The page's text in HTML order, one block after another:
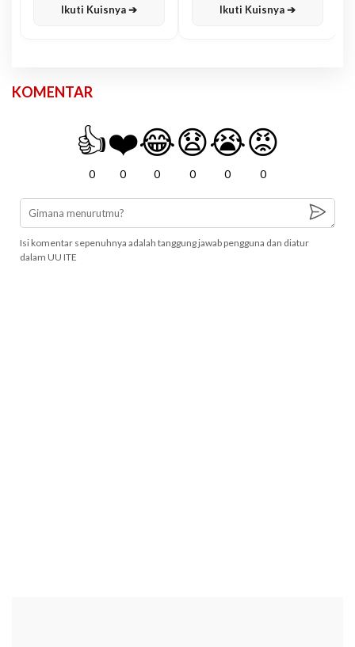
Ikuti Kuisnya ➔ Ikuti Kuisnya ➔
KOMENTAR
👍
0
❤️
0
😂
0
😧
0
😭
0
😡
0
Isi komentar sepenuhnya adalah tanggung jawab pengguna dan diatur
dalam UU ITE